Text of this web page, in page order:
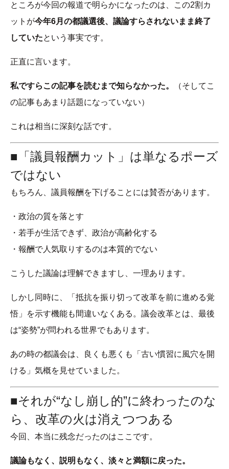
ところが今回の報道で明らかになったのは、この2割カ
ットが今年6月の都議選後、議論すらされないまま終了
していたという事実です。
正直に言います。
私ですらこの記事を読むまで知らなかった。
（そしてこ
の記事もあまり話題になっていない）
これは相当に深刻な話です。
■「議員報酬カット」は単なるポーズ
ではない
もちろん、議員報酬を下げることには賛否があります。
・政治の質を落とす
・若手が生活できず、政治が高齢化する
・報酬で人気取りするのは本質的でない
こうした議論は理解できますし、一理あります。
しかし同時に、「抵抗を振り切って改革を前に進める覚
悟」を示す機能も間違いなくある。議会改革とは、最後
は“姿勢”が問われる世界でもあります。
あの時の都議会は、良くも悪くも「古い慣習に風穴を開
ける」気概を見せていました。
■それが“なし崩し的”に終わったのな
ら、改革の火は消えつつある
今回、本当に残念だったのはここです。
議論もなく、説明もなく、淡々と満額に戻った。